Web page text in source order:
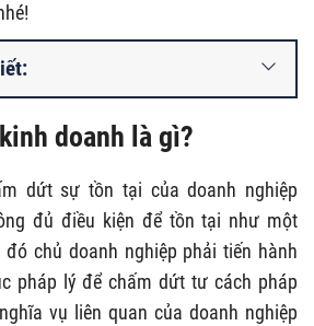
doanh là gì?
dứt sự tồn tại của doanh nghiệp
đủ điều kiện để tồn tại như một
chủ doanh nghiệp phải tiến hành
pháp lý để chấm dứt tư cách pháp
vụ liên quan của doanh nghiệp